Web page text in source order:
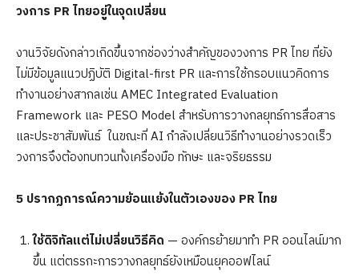
วงการ PR ไทยอยู่ในจุดเปลี่ยน
งานวิจัยดังกล่าวเกิดขึ้นจากช่องว่างสำคัญของวงการ PR ไทย ที่ยัง
ไม่มีข้อมูลแนวปฏิบัติ Digital-first PR และการใช้กรอบแนวคิดการ
ทำงานอย่างสากลเช่น AMEC Integrated Evaluation
Framework และ PESO Model สำหรับการวางกลยุทธ์การสื่อสาร
และประชาสัมพันธ์ ในขณะที่ AI กำลังเปลี่ยนวิธีทำงานอย่างรวดเร็ว
วงการจึงต้องทบทวนทั้งเครื่องมือ ทักษะ และจริยธรรม
5 ปรากฏการณ์ความย้อนแย้งในตัวเองของ PR ไทย
ใช้ดิจิทัลแต่ไม่เปลี่ยนวิธีคิด — องค์กรย้ายมาทำ PR ออนไลน์มาก
ขึ้น แต่ตรรกะการวางกลยุทธ์ยังเหมือนยุคออฟไลน์